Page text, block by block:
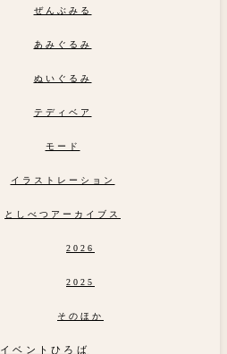
ぜんぶみる
あみぐるみ
ぬいぐるみ
テディベア
モード
イラストレーション
としべつアーカイブス
2026
2025
そのほか
イベントひろば